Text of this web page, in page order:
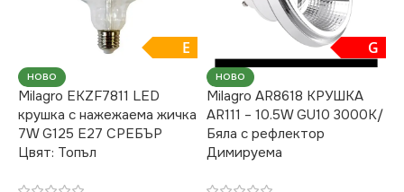
ТЕМПЕРАТУРА (K)
3000
СВЕТЛИНЕН ПОТОК
ЦОКЪЛ
ЦВЕТНА
ТЕМПЕРАТУРА (K)
E
НОВО
Milagro EKZF7811 LED
крушка с нажежаема жичка
7W G125 E27 СРЕБЪР
Цвят: Топъл
G
НОВО
Milagro AR8618 КРУШКА
AR111 – 10.5W GU10 3000K/
Бяла с рефлектор
Димируема